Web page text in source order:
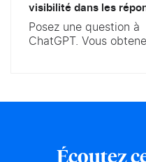
visibilité dans les
Posez une question à
ChatGPT. Vous
générative, et la
Écoutez